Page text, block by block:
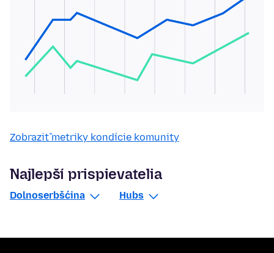
Zobraziť metriky kondície komunity
Najlepší prispievatelia
Dolnoserbšćina Hubs